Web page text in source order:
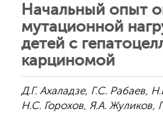
Начальный опыт
мутационной
детей с
карциномой
Д.Г. Ахаладзе, Г.С. Рабаев,
Н.С. Горохов, Я.А. Жуликов,